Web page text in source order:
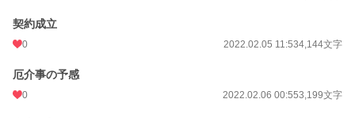
小説
お気に入り 90
契約成立
0 2022.02.05 11:534,144文字
厄介事の予感
0 2022.02.06 00:553,199文字